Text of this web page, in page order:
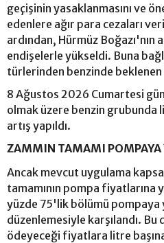
geçişinin yasaklanmasını ve
edenlere ağır para cezaları
ardından, Hürmüz Boğazı'nın
endişelerle yükseldi. Buna
türlerinden benzinde
8 Ağustos 2026 Cumartesi
olmak üzere benzin grubunda
artış yapıldı.
ZAMMIN TAMAMI POMPAYA
Ancak mevcut uygulama
tamamının pompa fiyatlarına
yüzde 75'lik bölümü pompaya
düzenlemesiyle karşılandı.
ödeyeceği fiyatlara litre